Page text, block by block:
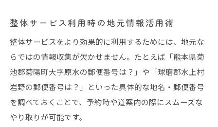
整体サービス利用時の地元情報活用術
整体サービスをより効果的に利用するためには、地元な
らではの情報収集が欠かせません。たとえば「熊本県菊
池郡菊陽町大字原水の郵便番号は？」や「球磨郡水上村
岩野の郵便番号は？」といった具体的な地名・郵便番号
を調べておくことで、予約時や道案内の際にスムーズな
やり取りが可能です。